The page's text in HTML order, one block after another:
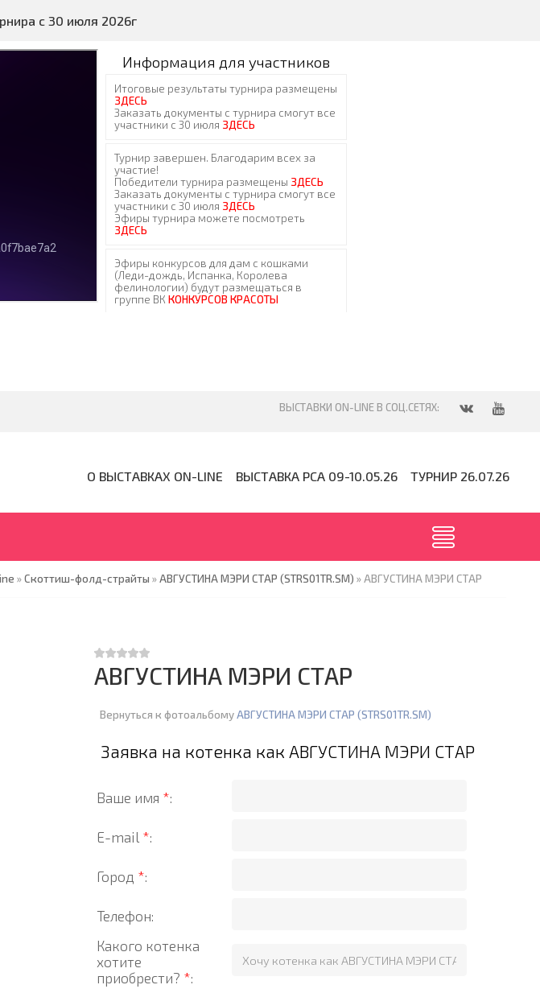
с 30 июля 2026г
Информация для участников
О ВЫСТАВКАХ ON-LINE ВЫСТАВКА PCA 09-10.05.26 ТУРНИР 26.07.26
»Скоттиш-фолд-страйты »АВГУСТИНА МЭРИ СТАР (STRS01TR.SM) » АВГУСТИНА МЭРИ СТАР
АВГУСТИНА МЭРИ СТАР
Вернуться к фотоальбому АВГУСТИНА МЭРИ СТАР (STRS01TR.SM)
Заявка на котенка как АВГУСТИНА МЭРИ СТАР
Ваше имя *:
E-mail *:
Город *:
Телефон:
Какого котенка
хотите
приобрести? *: